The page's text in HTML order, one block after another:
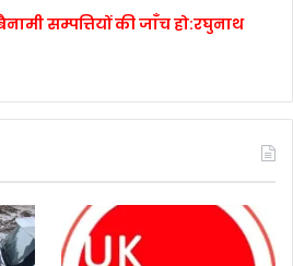
सम्पत्तियों की जाँच हो:रघुनाथ